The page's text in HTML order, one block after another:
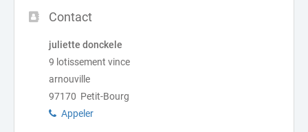
Contact
juliette donckele
9 lotissement vince
arnouville
97170 Petit-Bourg
Appeler